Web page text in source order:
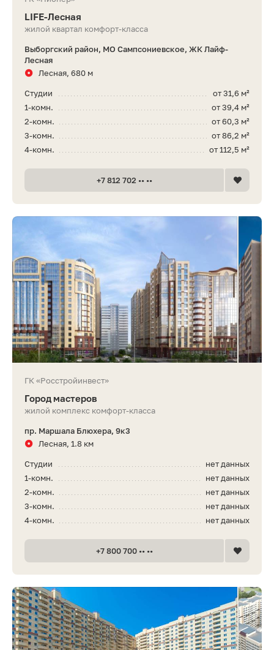
LIFE-Лесная
жилой квартал комфорт-класса
Выборгский район, МО Сампсониевское, ЖК Лайф-
Лесная
Лесная, 680 м
от 31,6 м²
Студии
от 39,4 м²
1-комн.
от 60,3 м²
2-комн.
от 86,2 м²
3-комн.
от 112,5 м²
4-комн.
+7 812 702 •• ••
ГК «Росстройинвест»
Город мастеров
жилой комплекс комфорт-класса
пр. Маршала Блюхера, 9к3
Лесная, 1.8 км
нет данных
Студии
нет данных
1-комн.
нет данных
2-комн.
нет данных
3-комн.
нет данных
4-комн.
+7 800 700 •• ••